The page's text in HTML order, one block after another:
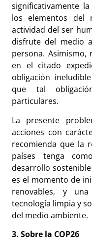
significativamente
los elementos del
actividad del ser
disfrute del medio
persona. Asimismo,
en el citado
obligación
que tal
particulares.
La presente
acciones con
recomienda que la
países tenga
desarrollo
es el momento de
renovables, y
tecnología limpia y
del medio ambiente.
3. Sobre la COP26